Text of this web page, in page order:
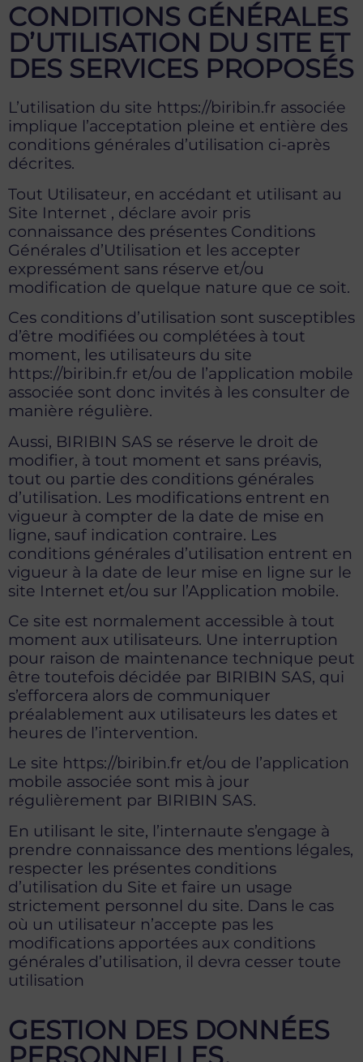
CONDITIONS GÉNÉRALES
D’UTILISATION DU SITE ET
DES SERVICES PROPOSÉS
L’utilisation du site https://biribin.fr associée
implique l’acceptation pleine et entière des
conditions générales d’utilisation ci-après
décrites.
Tout Utilisateur, en accédant et utilisant au
Site Internet , déclare avoir pris
connaissance des présentes Conditions
Générales d’Utilisation et les accepter
expressément sans réserve et/ou
modification de quelque nature que ce soit.
Ces conditions d’utilisation sont susceptibles
d’être modifiées ou complétées à tout
moment, les utilisateurs du site
https://biribin.fr et/ou de l’application mobile
associée sont donc invités à les consulter de
manière régulière.
Aussi, BIRIBIN SAS se réserve le droit de
modifier, à tout moment et sans préavis,
tout ou partie des conditions générales
d’utilisation. Les modifications entrent en
vigueur à compter de la date de mise en
ligne, sauf indication contraire. Les
conditions générales d’utilisation entrent en
vigueur à la date de leur mise en ligne sur le
site Internet et/ou sur l’Application mobile.
Ce site est normalement accessible à tout
moment aux utilisateurs. Une interruption
pour raison de maintenance technique peut
être toutefois décidée par BIRIBIN SAS, qui
s’efforcera alors de communiquer
préalablement aux utilisateurs les dates et
heures de l’intervention.
Le site https://biribin.fr et/ou de l’application
mobile associée sont mis à jour
régulièrement par BIRIBIN SAS.
En utilisant le site, l’internaute s’engage à
prendre connaissance des mentions légales,
respecter les présentes conditions
d’utilisation du Site et faire un usage
strictement personnel du site. Dans le cas
où un utilisateur n’accepte pas les
modifications apportées aux conditions
générales d’utilisation, il devra cesser toute
utilisation
GESTION DES DONNÉES